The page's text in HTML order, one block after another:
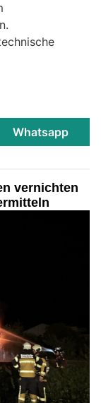
Whatsapp
vernichten